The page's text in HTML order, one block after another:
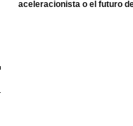
aceleracionista o el futuro